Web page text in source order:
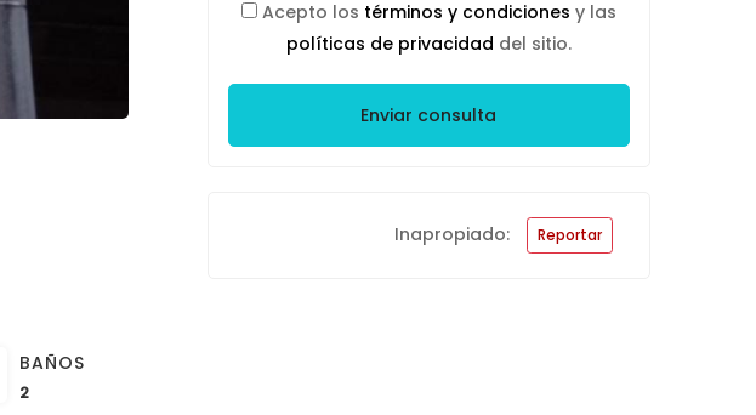
BAÑOS
2
Acepto los términos y condiciones y las
políticas de privacidad del sitio.
Enviar consulta
Inapropiado: Reportar